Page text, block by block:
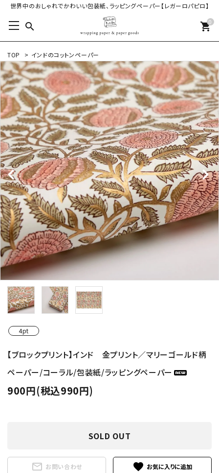
世界中のおしゃれでかわいい包装紙、ラッピングペーパー【レガーロパピロ】
search 0
shopping_cart
TOP > インドのコットンペーパー
4pt
【ブロックプリント】インド 金プリント／マリーゴールド柄
ペーパー/コーラル/包装紙/ラッピングペーパー
900円(税込990円)
SOLD OUT
mail_outline お問い合わせ favorite